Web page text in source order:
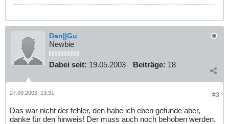
Dan||Gu
Newbie
Dabei seit: 19.05.2003 Beiträge: 18
#3
27.09.2003, 13:31
Das war nicht der fehler, den habe ich eben gefunde aber,
danke für den hinweis! Der muss auch noch behoben werden.